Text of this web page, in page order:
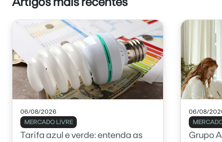
06/08/2026
MERCADO LIVRE
Tarifa azul e verde: entenda as
06/08/
Grupo